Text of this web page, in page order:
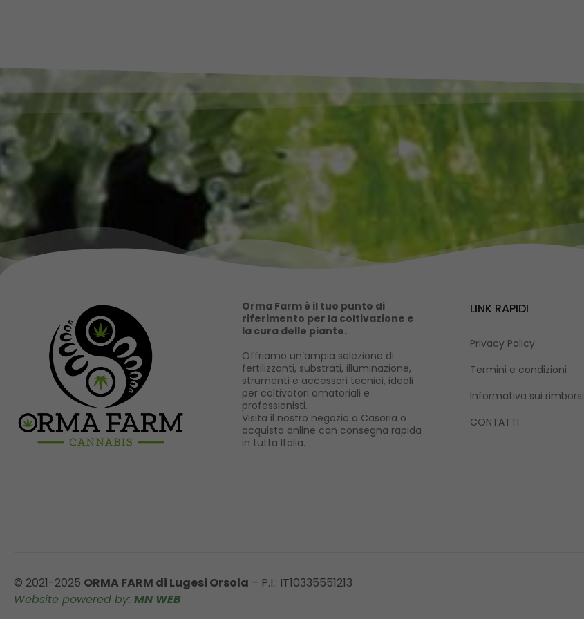
Orma Farm è il tuo punto di
riferimento per la coltivazione e
la cura delle piante.
Offriamo un’ampia selezione di
fertilizzanti, substrati, illuminazione,
strumenti e accessori tecnici, ideali
per coltivatori amatoriali e
professionisti.
Visita il nostro negozio a Casoria o
acquista online con consegna rapida
in tutta Italia.
LINK RAPIDI
Privacy Policy
Termini e condizioni
Informativa sui rimborsi
CONTATTI
© 2021-2025 ORMA FARM di Lugesi Orsola – P.I.: IT10335551213
Website powered by: MN WEB